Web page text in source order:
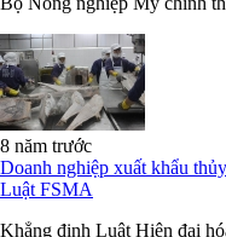
8 năm trước
Doanh nghiệp xuất khẩu
Luật FSMA
Khẳng định Luật Hiện đại